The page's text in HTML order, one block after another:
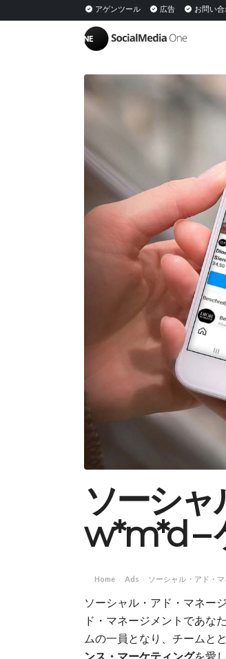
アゲンツール 広告 お問い
ア: 定義、意味とPESOモデルにおける戦略 インフルエンサ
ソーシ
w*m*d –
Home › Ads › ソーシャル・アド・
ソーシャル・アド・マネー
ド・マネージメントであな
ムの一員となり、チームと
ンス・マーケティングを愛